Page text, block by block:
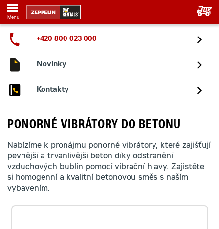
Menu
+420 800 023 000
Novinky
Kontakty
PONORNÉ VIBRÁTORY DO BETONU
Nabízíme k pronájmu ponorné vibrátory, které zajišťují
pevnější a trvanlivější beton díky odstranění
vzduchových bublin pomocí vibrační hlavy. Zajistěte
si homogenní a kvalitní betonovou směs s naším
vybavením.